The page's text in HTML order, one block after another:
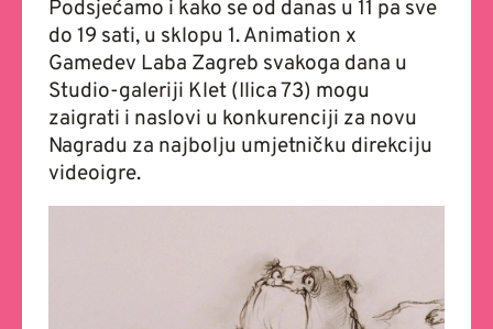
Podsjećamo i kako se od danas u 11 pa sve
do 19 sati, u sklopu 1. Animation x
Gamedev Laba Zagreb svakoga dana u
Studio-galeriji Klet (Ilica 73) mogu
zaigrati i naslovi u konkurenciji za novu
Nagradu za najbolju umjetničku direkciju
videoigre.